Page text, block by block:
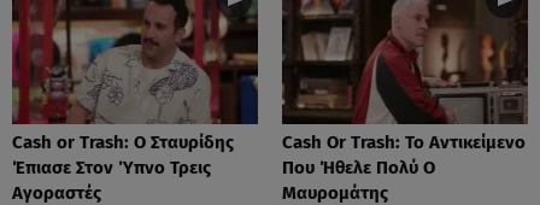
Cash or Trash: Ο Σταυρίδης
Έπιασε Στον Ύπνο Τρεις
Αγοραστές
Cash Or Trash: Το Αντικείμενο
Που Ήθελε Πολύ Ο
Μαυρομάτης